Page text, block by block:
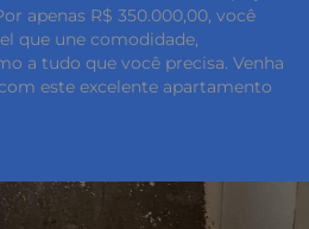
apenas R$ 350.000,00, você
que une comodidade,
a tudo que você precisa. Venha
este excelente apartamento